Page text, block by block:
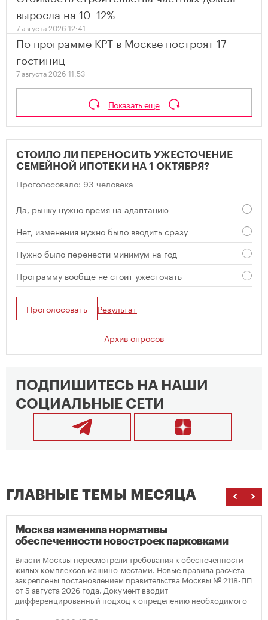
выросла на 10–12%
7 августа 2026 12:41
По программе КРТ в Москве построят 17
гостиниц
7 августа 2026 11:53
Показать еще
СТОИЛО ЛИ ПЕРЕНОСИТЬ УЖЕСТОЧЕНИЕ
СЕМЕЙНОЙ ИПОТЕКИ НА 1 ОКТЯБРЯ?
Проголосовало: 93 человека
Да, рынку нужно время на адаптацию
Нет, изменения нужно было вводить сразу
Нужно было перенести минимум на год
Программу вообще не стоит ужесточать
Проголосовать Результат
Архив опросов
ПОДПИШИТЕСЬ НА НАШИ
СОЦИАЛЬНЫЕ СЕТИ
ГЛАВНЫЕ ТЕМЫ МЕСЯЦА
Москва изменила нормативы
обеспеченности новостроек парковками
Власти Москвы пересмотрели требования к обеспеченности
жилых комплексов машино-местами. Новые правила расчета
закреплены постановлением правительства Москвы № 2118-ПП
от 5 августа 2026 года. Документ вводит
дифференцированный подход к определению необходимого
количества парковок в зависимости от площади квартир и